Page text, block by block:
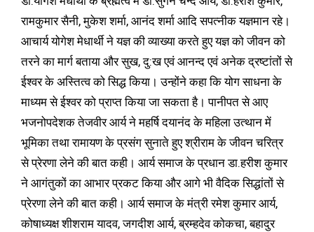
रामकुमार सैनी, मुकेश शर्मा, आनंद शर्मा आदि सपत्नीक यज्ञमान रहे।
आचार्य योगेश मेधार्थी ने यज्ञ की व्याख्या करते हुए यज्ञ को जीवन को
तरने का मार्ग बताया और सुख, दु:ख एवं आनन्द एवं अनेक द्रष्टांतों से
ईश्वर के अस्तित्व को सिद्ध किया। उन्होंने कहा कि योग साधना के
माध्यम से ईश्वर को प्राप्त किया जा सकता है। पानीपत से आए
भजनोपदेशक तेजवीर आर्य ने महर्षि दयानंद के महिला उत्थान में
भूमिका तथा रामायण के प्रसंग सुनाते हुए श्रीराम के जीवन चरित्र
से प्रेरणा लेने की बात कही। आर्य समाज के प्रधान डा.हरीश कुमार
ने आगंतुकों का आभार प्रकट किया और आगे भी वैदिक सिद्धांतों से
प्रेरणा लेने की बात कही। आर्य समाज के मंत्री रमेश कुमार आर्य,
कोषाध्यक्ष शीशराम यादव, जगदीश आर्य, ब्रम्हदेव कोकचा, बहादुर